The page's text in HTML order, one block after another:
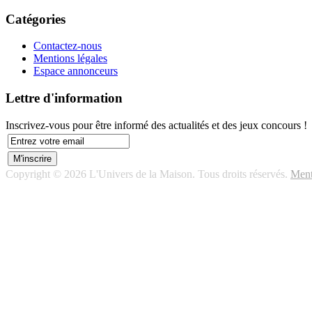
Catégories
Contactez-nous
Mentions légales
Espace annonceurs
Lettre d'information
Inscrivez-vous pour être informé des actualités et des jeux concours !
Copyright © 2026 L'Univers de la Maison. Tous droits réservés.